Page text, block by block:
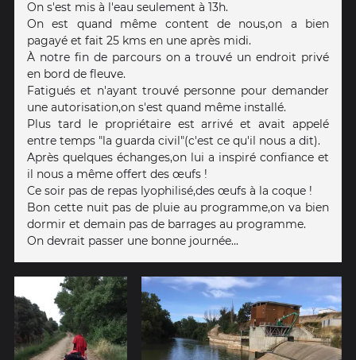
On s'est mis à l'eau seulement à 13h.
On est quand même content de nous,on a bien
pagayé et fait 25 kms en une après midi.
À notre fin de parcours on a trouvé un endroit privé
en bord de fleuve.
Fatigués et n'ayant trouvé personne pour demander
une autorisation,on s'est quand même installé.
Plus tard le propriétaire est arrivé et avait appelé
entre temps "la guarda civil"(c'est ce qu'il nous a dit).
Après quelques échanges,on lui a inspiré confiance et
il nous a même offert des œufs !
Ce soir pas de repas lyophilisé,des œufs à la coque !
Bon cette nuit pas de pluie au programme,on va bien
dormir et demain pas de barrages au programme.
On devrait passer une bonne journée...